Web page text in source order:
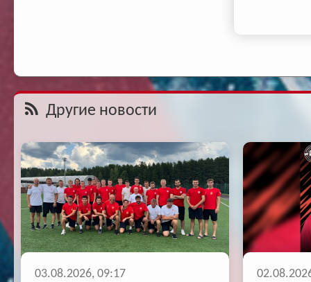
Другие новости
03.08.2026, 09:17